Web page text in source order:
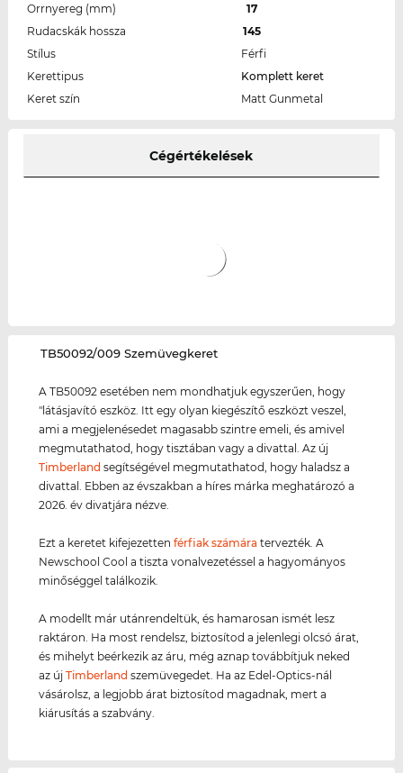
Orrnyereg (mm)
17
Rudacskák hossza
145
Stílus
Férfi
Kerettipus
Komplett keret
Keret szín
Matt Gunmetal
Cégértékelések
‌TB50092/009 Szemüvegkeret
A TB50092 esetében nem mondhatjuk egyszerűen, hogy
"látásjavító eszköz. Itt egy olyan kiegészítő eszközt veszel,
ami a megjelenésedet magasabb szintre emeli, és amivel
megmutathatod, hogy tisztában vagy a divattal. Az új
Timberland segítségével megmutathatod, hogy haladsz a
divattal. Ebben az évszakban a híres márka meghatározó a
2026. év divatjára nézve.
Ezt a keretet kifejezettenférfiak számára tervezték. A
Newschool Cool a tiszta vonalvezetéssel a hagyományos
minőséggel találkozik.
A modellt már utánrendeltük, és hamarosan ismét lesz
raktáron. Ha most rendelsz, biztosítod a jelenlegi olcsó árat,
és mihelyt beérkezik az áru, még aznap továbbítjuk neked
az újTimberland szemüvegedet. Ha az Edel-Optics-nál
vásárolsz, a legjobb árat biztosítod magadnak, mert a
kiárusítás a szabvány.